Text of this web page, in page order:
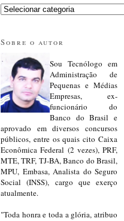
Sobre o autor
Sou Tecnólogo em
Administração de
Pequenas e Médias
Empresas, ex-
funcionário do
Banco do Brasil e
aprovado em diversos concursos
públicos, entre os quais cito Caixa
Econômica Federal (2 vezes), PRF,
MTE, TRF, TJ-BA, Banco do Brasil,
MPU, Embasa, Analista do Seguro
Social (INSS), cargo que exerço
atualmente.
"Toda honra e toda a glória, atribuo